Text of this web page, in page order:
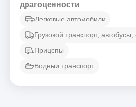
драгоценности
Легковые автомобили
Грузовой транспорт, автобусы,
Прицепы
Водный транспорт